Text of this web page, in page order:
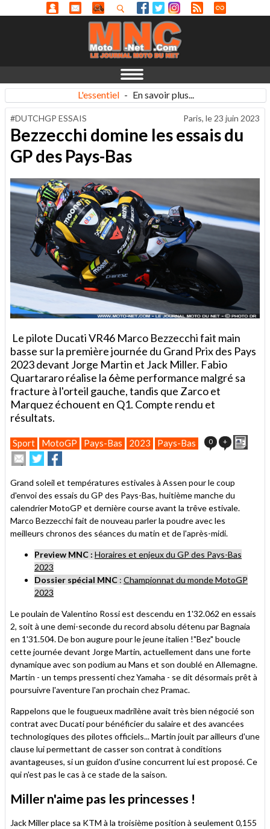
L'essentiel - En savoir plus...
#DUTCHGP ESSAIS Paris, le 23 juin 2023
Bezzecchi domine les essais du
GP des Pays-Bas
Le pilote Ducati VR46 Marco Bezzecchi fait main
basse sur la première journée du Grand Prix des Pays
2023 devant Jorge Martin et Jack Miller. Fabio
Quartararo réalise la 6ème performance malgré sa
fracture à l'orteil gauche, tandis que Zarco et
Marquez échouent en Q1. Compte rendu et
résultats.
Sport MotoGP Pays-Bas 2023 Pays-Bas 0 +
Envoyer
cet
à
un
ami
Partager
sur
sur
Grand soleil et températures estivales à Assen pour le coup
d'envoi des essais du GP des Pays-Bas, huitième manche du
calendrier MotoGP et dernière course avant la trêve estivale.
Marco Bezzecchi fait de nouveau parler la poudre avec les
meilleurs chronos des séances du matin et de l'après-midi.
Preview MNC : Horaires et enjeux du GP des Pays-Bas
2023
Dossier spécial MNC : Championnat du monde MotoGP
2023
Le poulain de Valentino Rossi est descendu en 1'32.062 en essais
2, soit à une demi-seconde du record absolu détenu par Bagnaia
en 1'31.504. De bon augure pour le jeune italien !"Bez" boucle
cette journée devant Jorge Martin, actuellement dans une forte
dynamique avec son podium au Mans et son doublé en Allemagne.
Martin - un temps pressenti chez Yamaha - se dit désormais prêt à
poursuivre l'aventure l'an prochain chez Pramac.
Rappelons que le fougueux madrilène avait très bien négocié son
contrat avec Ducati pour bénéficier du salaire et des avancées
technologiques des pilotes officiels... Martin jouit par ailleurs d'une
clause lui permettant de casser son contrat à conditions
avantageuses, si un guidon d'usine concurrent lui est proposé. Ce
qui n'est pas le cas à ce stade de la saison.
Miller n'aime pas les princesses !
Jack Miller place sa KTM à la troisième position à seulement 0,155